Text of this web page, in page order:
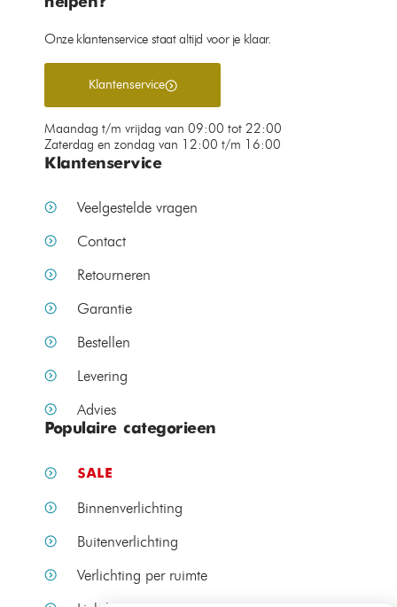
Onze klantenservice staat altijd voor je klaar.
Klantenservice
Maandag t/m vrijdag van 09:00 tot 22:00
Zaterdag en zondag van 12:00 t/m 16:00
Klantenservice
Veelgestelde vragen
Contact
Retourneren
Garantie
Bestellen
Levering
Advies
Populaire categorieen
SALE
Binnenverlichting
Buitenverlichting
Verlichting per ruimte